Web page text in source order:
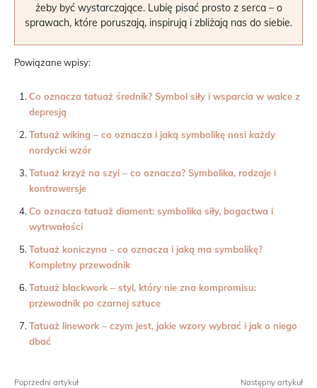
żeby być wystarczające. Lubię pisać prosto z serca – o
sprawach, które poruszają, inspirują i zbliżają nas do siebie.
Powiązane wpisy:
Co oznacza tatuaż średnik? Symbol siły i wsparcia w walce z
depresją
Tatuaż wiking – co oznacza i jaką symbolikę nosi każdy
nordycki wzór
Tatuaż krzyż na szyi – co oznacza? Symbolika, rodzaje i
kontrowersje
Co oznacza tatuaż diament: symbolika siły, bogactwa i
wytrwałości
Tatuaż koniczyna – co oznacza i jaką ma symbolikę?
Kompletny przewodnik
Tatuaż blackwork – styl, który nie zna kompromisu:
przewodnik po czarnej sztuce
Tatuaż linework – czym jest, jakie wzory wybrać i jak o niego
dbać
Poprzedni artykuł Następny artykuł